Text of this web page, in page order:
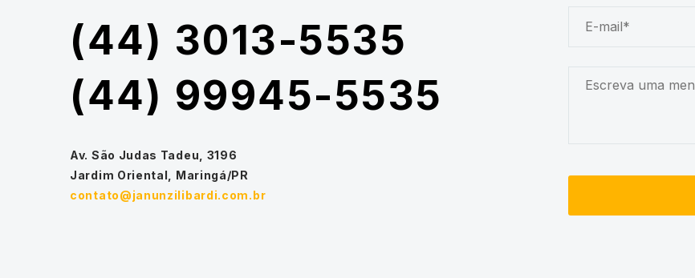
(44) 3013-5535
(44) 99945-5535
Av. São Judas Tadeu, 3196
Jardim Oriental, Maringá/PR
contato@janunzilibardi.com.br